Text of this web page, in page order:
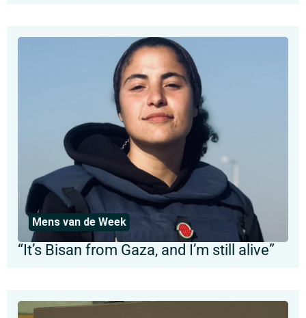
Mens van de Week
“It’s Bisan from Gaza, and I’m still alive”